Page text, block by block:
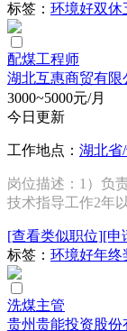
标签： 环境好双休
配煤工程师
湖北互惠商贸有限
3000~5000元/月
今日更新
工作地点： 湖北省
岗位描述：1）负
技术指导工作2年以
[查看类似职位][申
标签： 环境好年终
洗煤主管
贵州贵能投资股份